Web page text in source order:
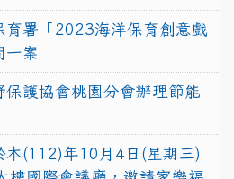
育署「2023海洋保育創意戲
一案
護協會桃園分會辦理節能
本(112)年10月4日(星期三)